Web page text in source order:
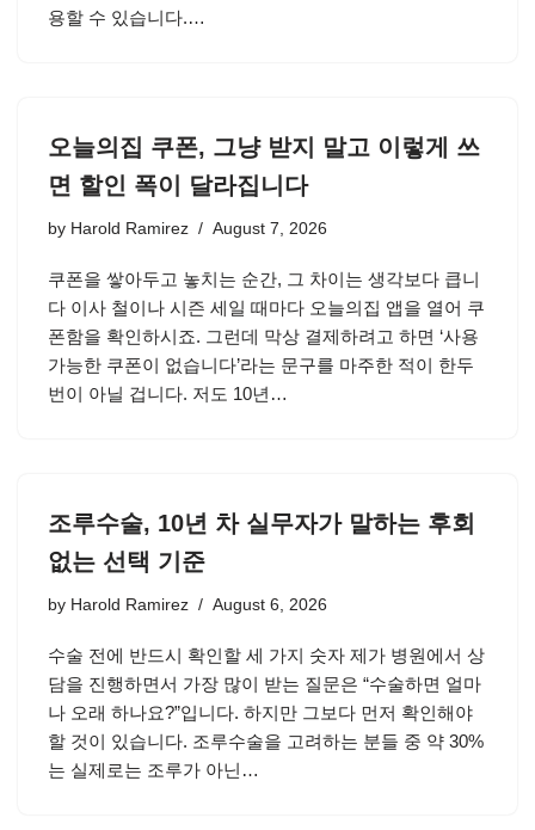
용할 수 있습니다.…
오늘의집 쿠폰, 그냥 받지 말고 이렇게 쓰
면 할인 폭이 달라집니다
by Harold Ramirez August 7, 2026
쿠폰을 쌓아두고 놓치는 순간, 그 차이는 생각보다 큽니
다 이사 철이나 시즌 세일 때마다 오늘의집 앱을 열어 쿠
폰함을 확인하시죠. 그런데 막상 결제하려고 하면 ‘사용
가능한 쿠폰이 없습니다’라는 문구를 마주한 적이 한두
번이 아닐 겁니다. 저도 10년…
조루수술, 10년 차 실무자가 말하는 후회
없는 선택 기준
by Harold Ramirez August 6, 2026
수술 전에 반드시 확인할 세 가지 숫자 제가 병원에서 상
담을 진행하면서 가장 많이 받는 질문은 “수술하면 얼마
나 오래 하나요?”입니다. 하지만 그보다 먼저 확인해야
할 것이 있습니다. 조루수술을 고려하는 분들 중 약 30%
는 실제로는 조루가 아닌…